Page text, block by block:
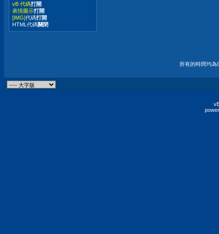
vB 代碼打開
表情圖示打開
[IMG]代碼打開
HTML代碼關閉
所有的時間均為